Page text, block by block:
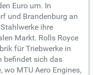
Euro um. In
und Brandenburg an
ihre
Markt. Rolls Royce
für Triebwerke in
befindet sich das
MTU Aero Engines,